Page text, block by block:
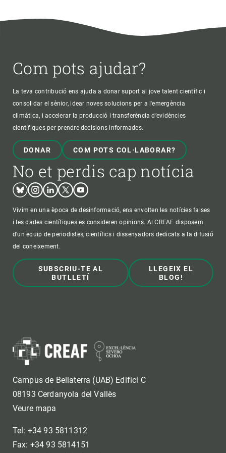
Com pots ajudar?
La teva contribució ens ajuda a donar suport al jove talent científic i
consolidar el sènior, idear noves solucions per a l'emergència
climàtica, i accelerar la producció i transferència d’evidències
científiques per prendre decisions informades.
DONAR COM POTS COL·LABORAR?
No et perdis cap notícia
BlueskyInstagram
LinkedinTwitterYoutube
Vivim en una època de desinformació, ens envolten les notícies falses
i les dades científiques es consideren opinions. Al CREAF disposem
d'un equip de periodistes, científics i dissenyadors dedicats a la difusió
del coneixement.
SUBSCRIU-TE AL
BUTLLETÍ
LLEGEIX EL
BLOG!
Campus de Bellaterra (UAB) Edifici C
08193 Cerdanyola del Vallès
Veure mapa
Tel: +34 93 5811312
Fax: +34 93 5814151